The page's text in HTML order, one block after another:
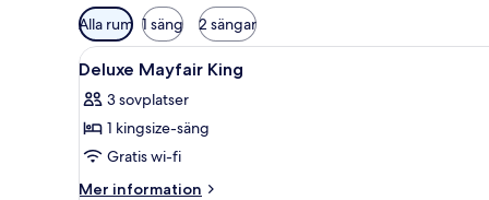
Tillgängliga
filter
för
Alla rum 1 säng 2 sängar
Öppna
alla
foton
för
Deluxe
Mayfair
Värdeförvaringsskåp på
5
Deluxe Mayfair King
3 sovplatser
1 kingsize-säng
Gratis wi-fi
Mer information
Mer